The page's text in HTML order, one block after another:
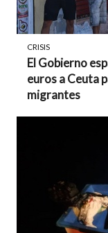
CRISIS
El Gobierno
euros a Ceuta
migrantes